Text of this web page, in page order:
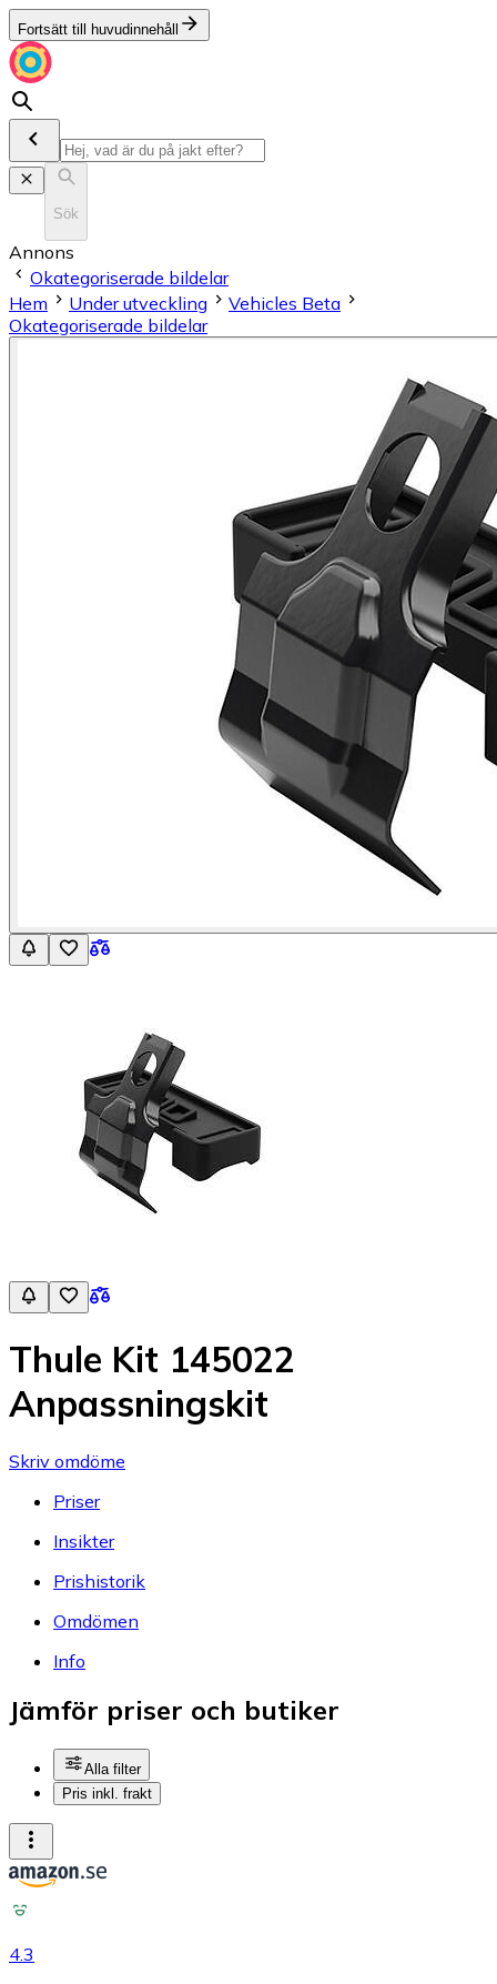
Fortsätt till huvudinnehåll
Sök
Annons
Okategoriserade bildelar
Hem
Under utveckling
Vehicles Beta
Okategoriserade bildelar
Thule Kit 145022
Anpassningskit
Skriv omdöme
Priser
Insikter
Prishistorik
Omdömen
Info
Jämför priser och butiker
Alla filter
Pris inkl. frakt
4.3